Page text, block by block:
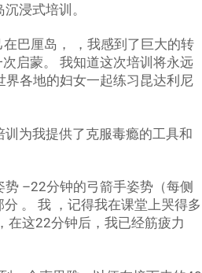
浸式培训。
巴厘岛， ，我感到了巨大的转
启蒙。 我知道这次培训将永远
界各地的妇女一起练习昆达利尼
为我提供了克服毒瘾的工具和
–22分钟的弓箭手姿势（每侧
。 我 ，记得我在课堂上哭得多
在这22分钟后，我已经筋疲力